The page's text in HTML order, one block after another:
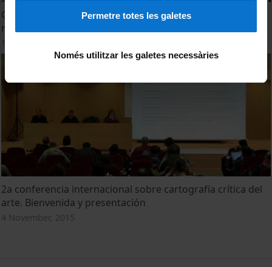
Permetre totes les galetes
Només utilitzar les galetes necessàries
Graphs, charts, maps: Plotting the global history of
modern art
2a conferencia internacional sobre cartografía crítica del
arte. Bienvenida y presentación
4 November, 2015